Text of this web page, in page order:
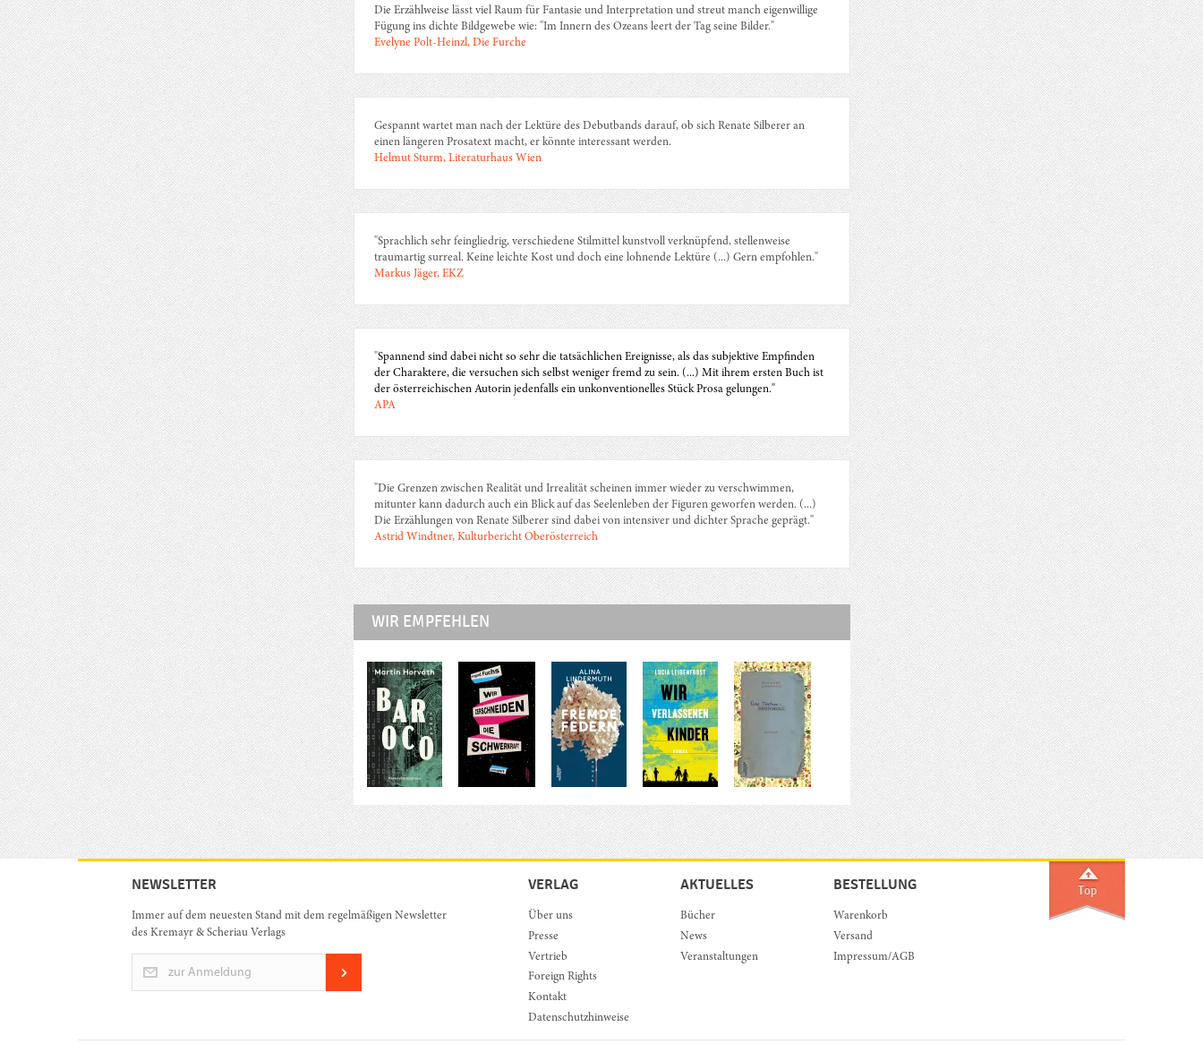
Die Erzählweise lässt viel Raum für Fantasie und Interpretation und streut manch eigenwillige
Fügung ins dichte Bildgewebe wie: "Im Innern des Ozeans leert der Tag seine Bilder."
Evelyne Polt-Heinzl, Die Furche
Gespannt wartet man nach der Lektüre des Debutbands darauf, ob sich Renate Silberer an
einen längeren Prosatext macht, er könnte interessant werden.
Helmut Sturm, Literaturhaus Wien
"Sprachlich sehr feingliedrig, verschiedene Stilmittel kunstvoll verknüpfend, stellenweise
traumartig surreal. Keine leichte Kost und doch eine lohnende Lektüre (...) Gern empfohlen."
Markus Jäger, EKZ
"Spannend sind dabei nicht so sehr die tatsächlichen Ereignisse, als das subjektive Empfinden
der Charaktere, die versuchen sich selbst weniger fremd zu sein. (...) Mit ihrem ersten Buch ist
der österreichischen Autorin jedenfalls ein unkonventionelles Stück Prosa gelungen."
APA
"Die Grenzen zwischen Realität und Irrealität scheinen immer wieder zu verschwimmen,
mitunter kann dadurch auch ein Blick auf das Seelenleben der Figuren geworfen werden. (...)
Die Erzählungen von Renate Silberer sind dabei von intensiver und dichter Sprache geprägt."
Astrid Windtner, Kulturbericht Oberösterreich
WIR EMPFEHLEN
VERLAG
Über uns
Presse
Vertrieb
Foreign Rights
Kontakt
Datenschutzhinweise
AKTUELLES
Bücher
News
Veranstaltungen
BESTELLUNG
Warenkorb
Versand
Impressum/AGB
NEWSLETTER
Immer auf dem neuesten Stand mit dem regelmäßigen Newsletter
des Kremayr & Scheriau Verlags
zur Anmeldung